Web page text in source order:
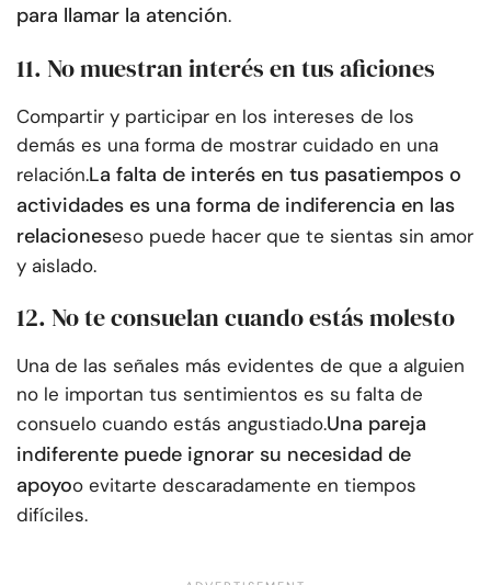
para llamar la atención.
11. No muestran interés en tus aficiones
Compartir y participar en los intereses de los
demás es una forma de mostrar cuidado en una
relación.La falta de interés en tus pasatiempos o
actividades es una forma de indiferencia en las
relacioneseso puede hacer que te sientas sin amor
y aislado.
12. No te consuelan cuando estás molesto
Una de las señales más evidentes de que a alguien
no le importan tus sentimientos es su falta de
consuelo cuando estás angustiado.Una pareja
indiferente puede ignorar su necesidad de
apoyoo evitarte descaradamente en tiempos
difíciles.